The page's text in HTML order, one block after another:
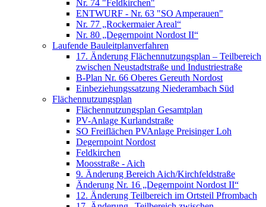
Nr. 74 "Feldkirchen"
ENTWURF - Nr. 63 "SO Amperauen"
Nr. 77 „Rockermaier Areal“
Nr. 80 „Degernpoint Nordost II“
Laufende Bauleitplanverfahren
17. Änderung Flächennutzungsplan – Teilbereich
zwischen Neustadtstraße und Industriestraße
B-Plan Nr. 66 Oberes Gereuth Nordost
Einbeziehungssatzung Niederambach Süd
Flächennutzungsplan
Flächennutzungsplan Gesamtplan
PV-Anlage Kurlandstraße
SO Freiflächen PV­Anlage Preisinger Loh
Degernpoint Nordost
Feldkirchen
Moosstraße - Aich
9. Änderung Bereich Aich/Kirchfeldstraße
Änderung Nr. 16 „Degernpoint Nordost II“
12. Änderung Teilbereich im Ortsteil Pfrombach